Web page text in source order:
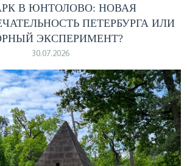
В ЮНТОЛОВО: НОВАЯ
ПЕТЕРБУРГА ИЛИ
ЭКСПЕРИМЕНТ?
30.07.2026